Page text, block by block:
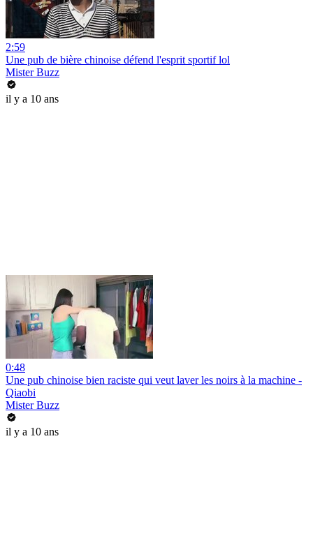
2:59
Une pub de bière chinoise défend l'esprit sportif lol
Mister Buzz
il y a 10 ans
0:48
Une pub chinoise bien raciste qui veut laver les noirs à la machine -
Qiaobi
Mister Buzz
il y a 10 ans